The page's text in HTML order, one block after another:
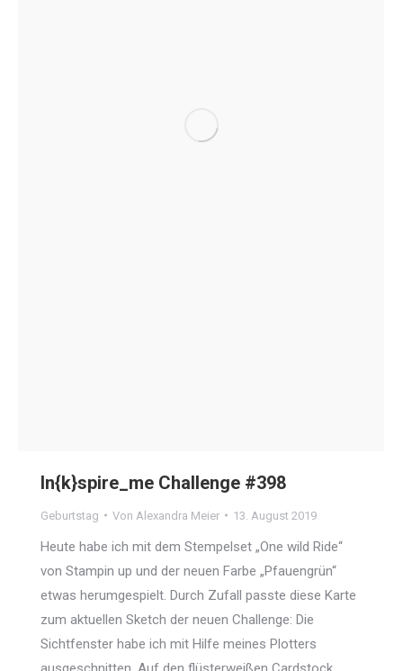
In{k}spire_me Challenge #398
Geburtstag Von Alexandra Meier 13. August 2019
Heute habe ich mit dem Stempelset „One wild Ride“
von Stampin up und der neuen Farbe „Pfauengrün“
etwas herumgespielt. Durch Zufall passte diese Karte
zum aktuellen Sketch der neuen Challenge: Die
Sichtfenster habe ich mit Hilfe meines Plotters